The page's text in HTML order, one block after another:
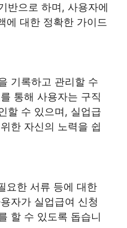
반으로 하며, 사용자에
에 대한 정확한 가이드
기록하고 관리할 수
통해 사용자는 구직
할 수 있으며, 실업급
한 자신의 노력을 쉽
요한 서류 등에 대한
자가 실업급여 신청
할 수 있도록 돕습니